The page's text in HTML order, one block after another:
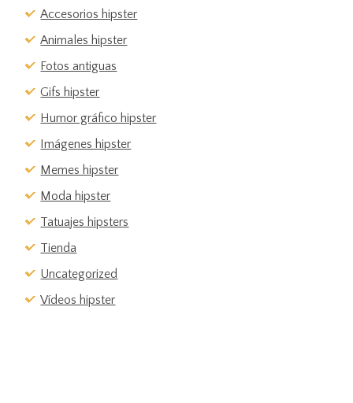
Accesorios hipster
Animales hipster
Fotos antiguas
Gifs hipster
Humor gráfico hipster
Imágenes hipster
Memes hipster
Moda hipster
Tatuajes hipsters
Tienda
Uncategorized
Vídeos hipster